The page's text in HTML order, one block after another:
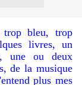
trop bleu, trop
livres, un
une ou deux
de la musique
plus mes